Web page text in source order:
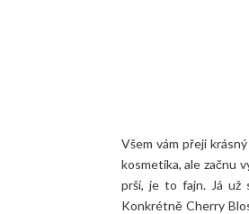
Všem vám přeji
kosmetika, ale začnu
prší, je to fajn. Já už
Konkrétně Cherry